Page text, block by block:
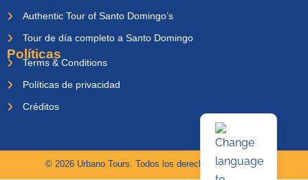
Authentic Tour of Santo Domingo’s
Tour de día completo a Santo Domingo
Políticas
Terms & Conditions
Políticas de privacidad
Créditos
© 2026 Urbano Tours. Todos los derechos reservados.